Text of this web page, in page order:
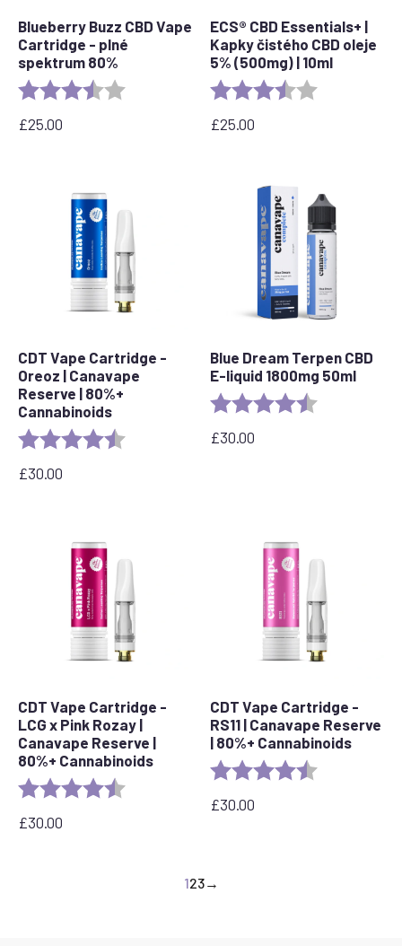
Blueberry Buzz CBD Vape
Cartridge - plné
spektrum 80%
Rating: 3.6 out of 5 stars
£25.00
ECS® CBD Essentials+ |
Kapky čistého CBD oleje
5% (500mg) | 10ml
Rating:
£25.00
CDT Vape Cartridge -
Oreoz | Canavape
Reserve | 80%+
Cannabinoids
Rating: 4.4 out of 5 stars
£30.00
Blue Dream Terpen CBD
E-liquid 1800mg 50ml
Rating:
£30.00
CDT Vape Cartridge -
LCG x Pink Rozay |
Canavape Reserve |
80%+ Cannabinoids
Rating: 4.6 out of 5 stars
£30.00
CDT Vape Cartridge -
RS11 | Canavape Reserve
| 80%+ Cannabinoids
Rating:
£30.00
123→